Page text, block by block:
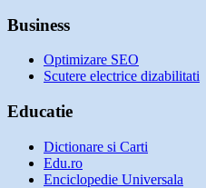
Business
Optimizare SEO
Scutere electrice dizabilitati
Educatie
Dictionare si Carti
Edu.ro
Enciclopedie Universala